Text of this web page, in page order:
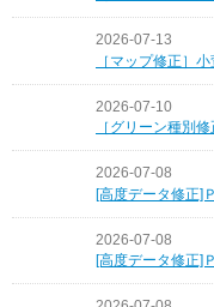
2026-07-13
［マップ修正］
2026-07-10
［グリーン種別
2026-07-08
[高度データ修正]
2026-07-08
[高度データ修正]